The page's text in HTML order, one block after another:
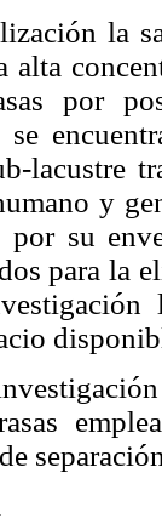
la
alta
por
se
lacustre
y
su
para la